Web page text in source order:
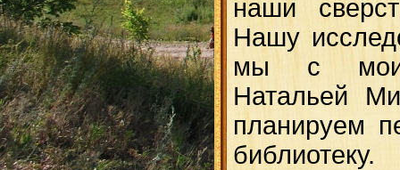
наши
Нашу
мы с моим
Натальей
планируем
библиотеку.